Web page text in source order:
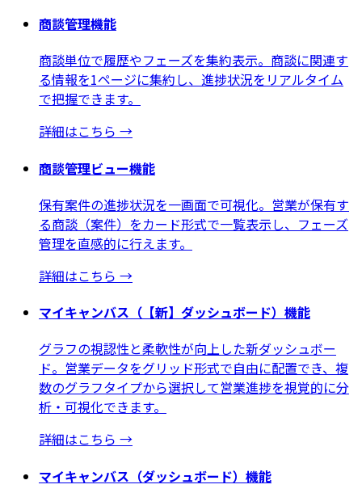
商談管理機能
商談単位で履歴やフェーズを集約表示。商談に関連す
る情報を1ページに集約し、進捗状況をリアルタイム
で把握できます。
詳細はこちら →
商談管理ビュー機能
保有案件の進捗状況を一画面で可視化。営業が保有す
る商談（案件）をカード形式で一覧表示し、フェーズ
管理を直感的に行えます。
詳細はこちら →
マイキャンバス（【新】ダッシュボード）機能
グラフの視認性と柔軟性が向上した新ダッシュボー
ド。営業データをグリッド形式で自由に配置でき、複
数のグラフタイプから選択して営業進捗を視覚的に分
析・可視化できます。
詳細はこちら →
マイキャンバス（ダッシュボード）機能